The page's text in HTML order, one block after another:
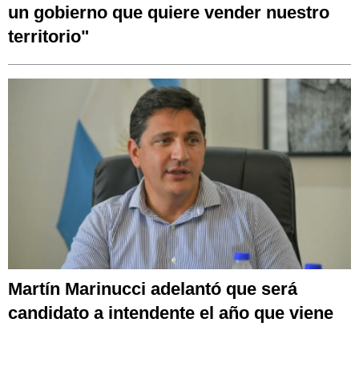
un gobierno que quiere vender nuestro
territorio"
Martín Marinucci adelantó que será
candidato a intendente el año que viene